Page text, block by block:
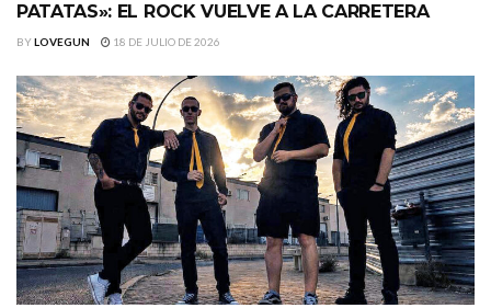
PATATAS»: EL ROCK VUELVE A LA CARRETERA
BYLOVEGUN 18 DE JULIO DE 2026